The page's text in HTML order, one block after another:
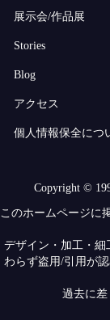
展示会/作品展
Stories
Blog
アクセス
個人情報保全につ
Copyright ©
このホームページに
デザイン・加工・
わらず盗用/引用が
過去に差